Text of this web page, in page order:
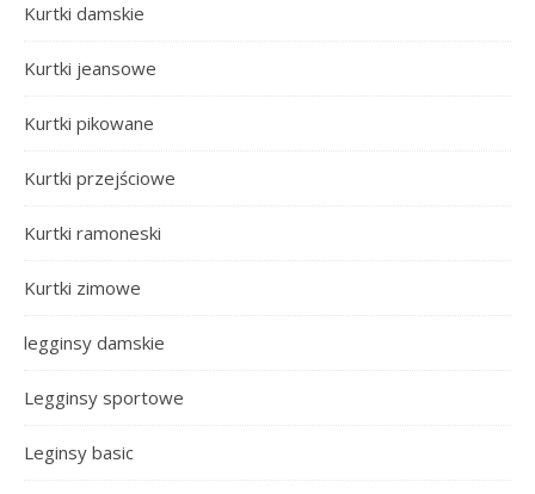
Kurtki damskie
Kurtki jeansowe
Kurtki pikowane
Kurtki przejściowe
Kurtki ramoneski
Kurtki zimowe
legginsy damskie
Legginsy sportowe
Leginsy basic